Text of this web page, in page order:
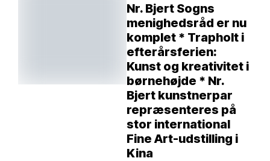
Nr. Bjert Sogns
menighedsråd er nu
komplet * Trapholt i
efterårsferien:
Kunst og kreativitet i
børnehøjde * Nr.
Bjert kunstnerpar
repræsenteres på
stor international
Fine Art-udstilling i
Kina